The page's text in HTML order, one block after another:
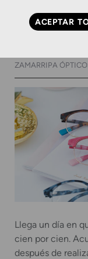
Mr.
ojitos al
ZAMARRIPA
Llega un día en
cien por cien.
después de
ACEPTAR